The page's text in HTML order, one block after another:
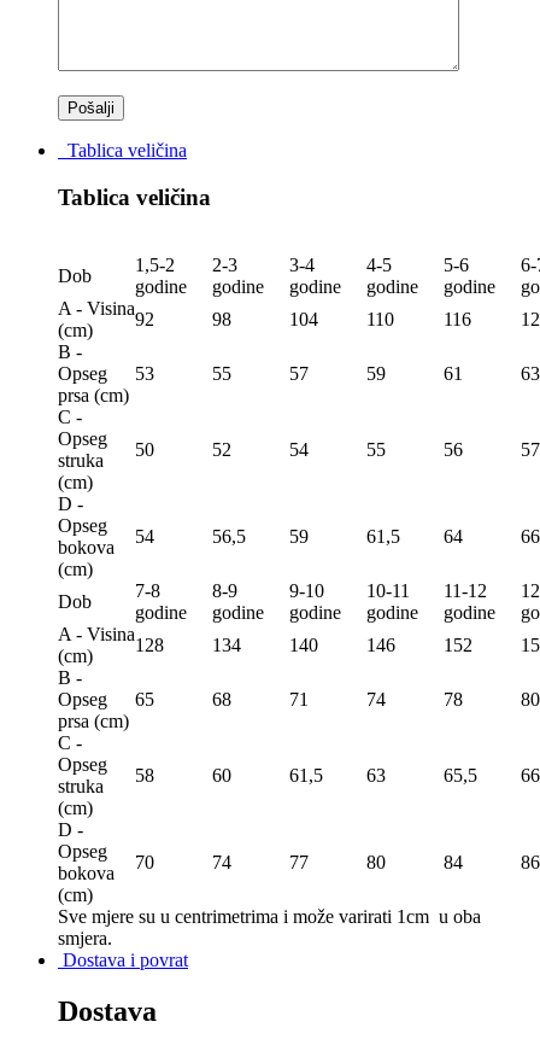
Tablica veličina
Tablica veličina
Dob
1,5-2
godine
2-3
godine
3-4
godine
4-5
godine
5-6
godine
6-
A - Visina
(сm)
92 98 104 110 116
B -
Opseg
prsa (сm)
53 55 57 59 61 63
C -
Opseg
struka
(сm)
50 52 54 55 56 57
D -
Opseg
bokova
(сm)
54 56,5 59 61,5 64 66
Dob
7-8
godine
8-9
godine
9-10
godine
10-11
godine
11-12
godine
A - Visina
(сm)
128 134 140 146 152
B -
Opseg
prsa (сm)
65 68 71 74 78 80
C -
Opseg
struka
(сm)
58 60 61,5 63 65,5
D -
Opseg
bokova
(сm)
70 74 77 80 84 86
Sve mjere su u centrimetrima i može varirati 1cm u oba
smjera.
Dostava i povrat
Dostava